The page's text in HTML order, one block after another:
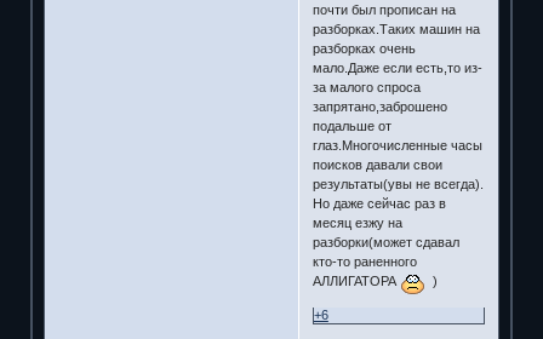
почти был прописан на
разборках.Таких машин на
разборках очень
мало.Даже если есть,то из-
за малого спроса
запрятано,заброшено
подальше от
глаз.Многочисленные часы
поисков давали свои
результаты(увы не всегда).
Но даже сейчас раз в
месяц езжу на
разборки(может сдавал
кто-то раненного
АЛЛИГАТОРА
)
+6